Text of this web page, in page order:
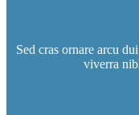
Sed cras ornare arcu
viverra